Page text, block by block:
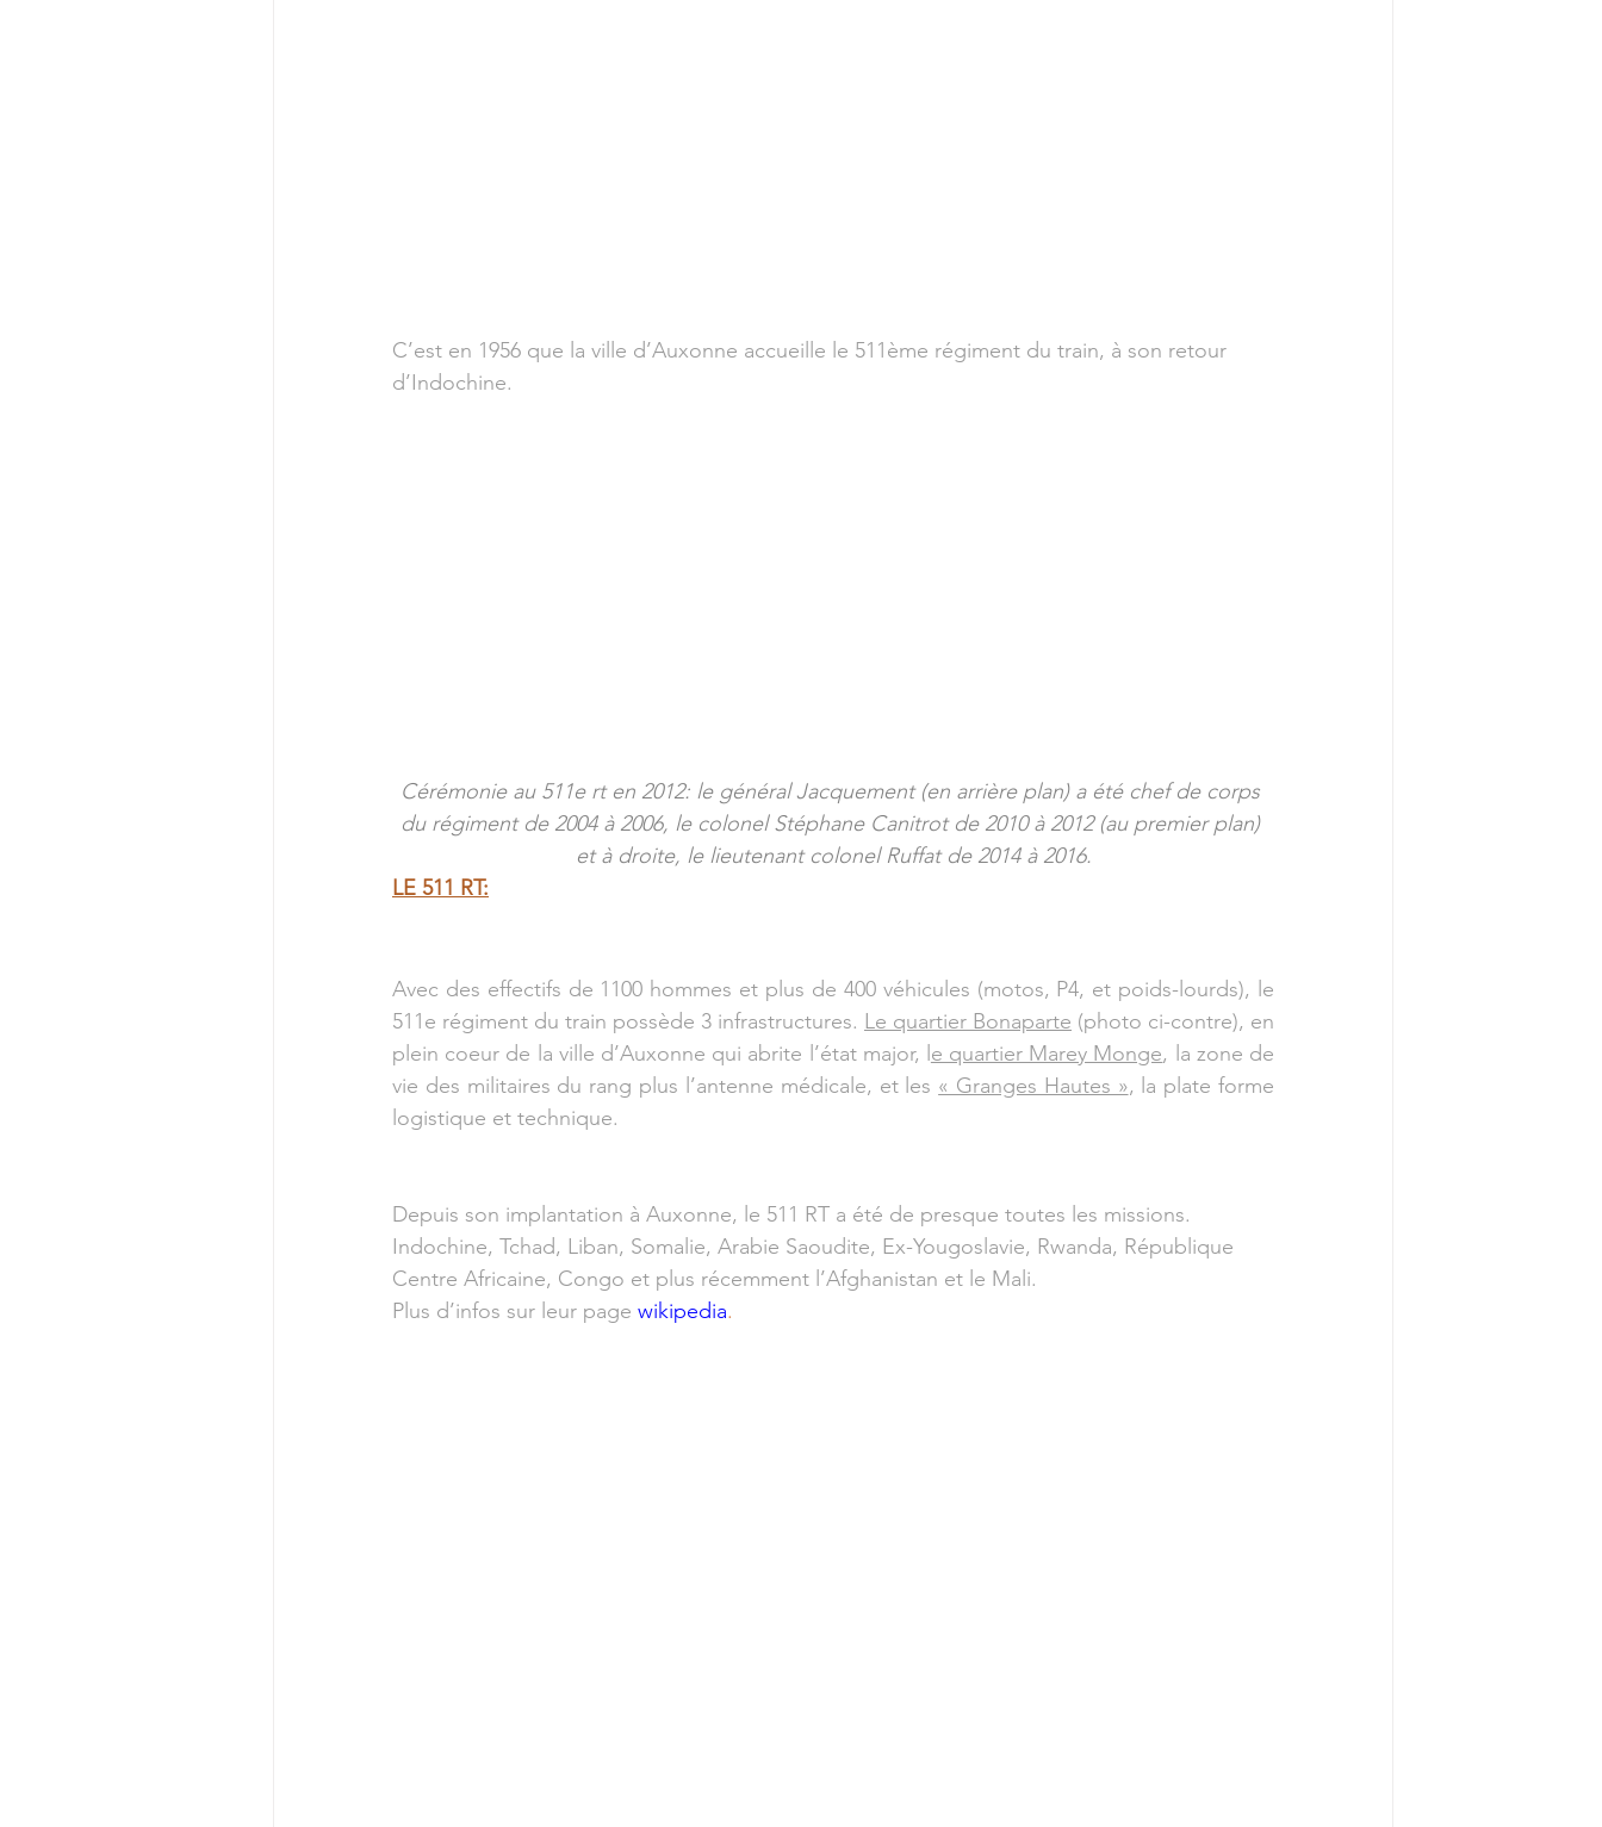
C’est en 1956 que la ville d’Auxonne accueille le 511ème régiment du train, à son retour
d’Indochine.
Cérémonie au 511e rt en 2012: le général Jacquement (en arrière plan) a été chef de corps
du régiment de 2004 à 2006, le colonel Stéphane Canitrot de 2010 à 2012 (au premier plan)
et à droite, le lieutenant colonel Ruffat de 2014 à 2016.
LE 511 RT:
Avec des effectifs de 1100 hommes et plus de 400 véhicules (motos, P4, et poids-lourds), le
511e régiment du train possède 3 infrastructures. Le quartier Bonaparte (photo ci-contre), en
plein coeur de la ville d’Auxonne qui abrite l’état major, le quartier Marey Monge, la zone de
vie des militaires du rang plus l’antenne médicale, et les « Granges Hautes », la plate forme
logistique et technique.
Depuis son implantation à Auxonne, le 511 RT a été de presque toutes les missions.
Indochine, Tchad, Liban, Somalie, Arabie Saoudite, Ex-Yougoslavie, Rwanda, République
Centre Africaine, Congo et plus récemment l’Afghanistan et le Mali.
Plus d’infos sur leur page wikipedia.